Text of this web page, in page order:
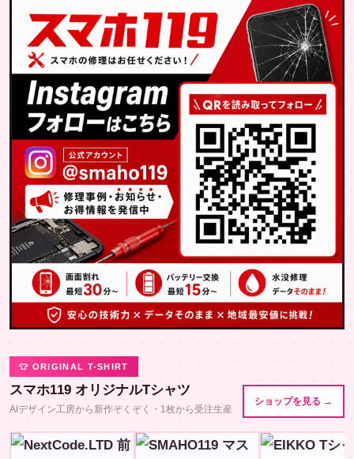
👕 ORIGINAL T-SHIRT
スマホ119 オリジナルTシャツ
AIデザイン工房から新作ぞくぞく・1枚から受注生産
ショップを見る →